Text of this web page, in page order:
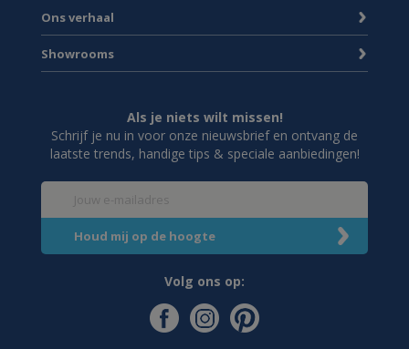
Ons verhaal
Showrooms
Als je niets wilt missen!
Schrijf je nu in voor onze nieuwsbrief en ontvang de
laatste trends, handige tips & speciale aanbiedingen!
Volg ons op: